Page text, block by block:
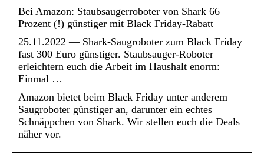
Bei Amazon: Staubsaugerroboter von Shark 66
Prozent (!) günstiger mit Black Friday-Rabatt
25.11.2022 — Shark-Saugroboter zum Black Friday
fast 300 Euro günstiger. Staubsauger-Roboter
erleichtern euch die Arbeit im Haushalt enorm:
Einmal …
Amazon bietet beim Black Friday unter anderem
Saugroboter günstiger an, darunter ein echtes
Schnäppchen von Shark. Wir stellen euch die Deals
näher vor.